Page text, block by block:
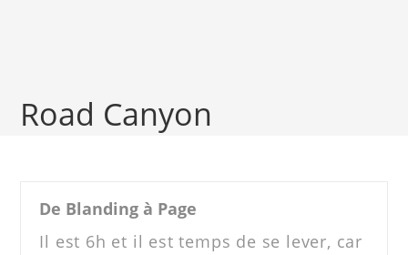
Road Canyon
De Blanding à Page
Il est 6h et il est temps de se lever, car